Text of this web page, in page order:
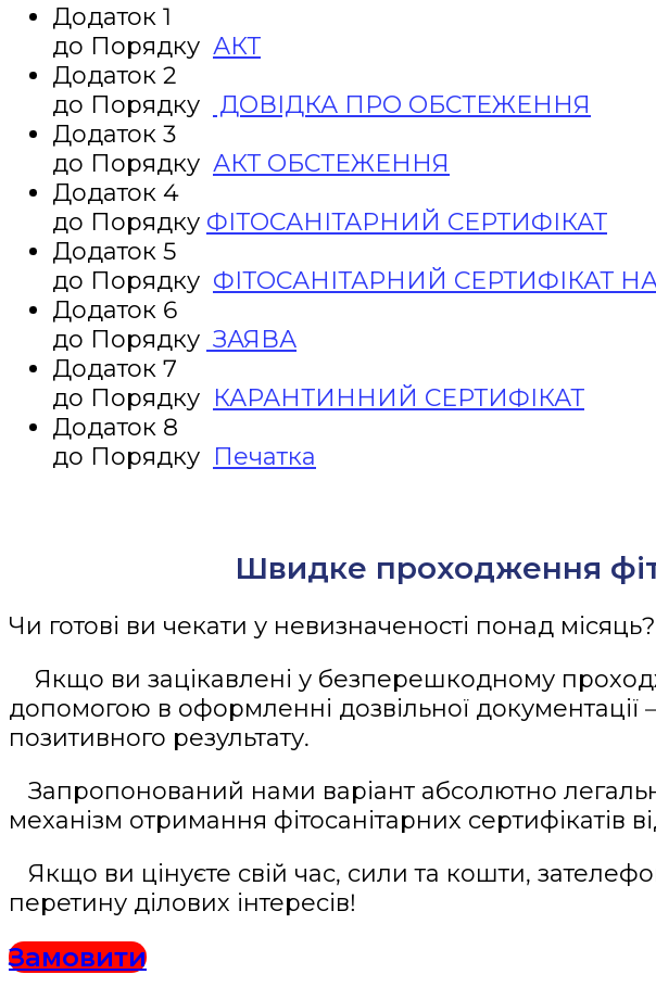
Додаток 1
до Порядку АКТ
Додаток 2
до Порядку
ДОВІДКА ПРО ОБСТЕЖЕННЯ
Додаток 3
до Порядку АКТ ОБСТЕЖЕННЯ
Додаток 4
до Порядку ФІТОСАНІТАРНИЙ СЕРТИФІКАТ
Додаток 5
до Порядку ФІТОСАНІТАРНИЙ СЕРТИФІКАТ
Додаток 6
до Порядку ЗАЯВА
Додаток 7
до Порядку КАРАНТИННИЙ СЕРТИФІКАТ
Додаток 8
до Порядку Печатка
Швидке проходження
Чи готові ви чекати у невизначеності понад місяць?
Якщо ви зацікавлені у безперешкодному
допомогою в оформленні дозвільної
позитивного результату.
Запропонований нами варіант абсолютно
механізм отримання фітосанітарних
Якщо ви цінуєте свій час, сили та кошти,
перетину ділових інтересів!
Замовити